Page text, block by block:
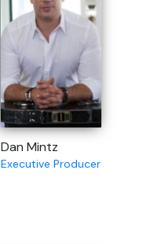
Dan Mintz
Executive Producer